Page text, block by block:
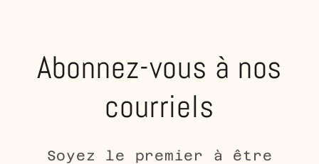
Abonnez-vous à nos
courriels
Soyez le premier à être